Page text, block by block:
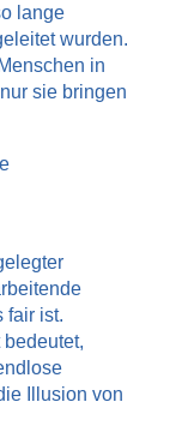
lange
wurden.
in
sie bringen
fair ist.
bedeutet,
Illusion von